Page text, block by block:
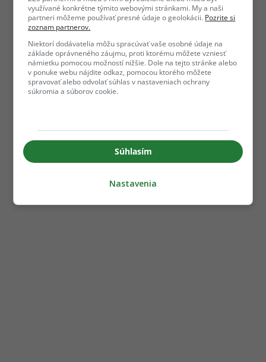
využívané konkrétne týmito webovými stránkami. My a naši
partneri môžeme používať presné údaje o geolokácii. Pozrite si
zoznam partnerov.
Niektorí dodávatelia môžu spracúvať vaše osobné údaje na
základe oprávneného záujmu, proti ktorému môžete vzniesť
námietku pomocou možností nižšie. Dole na tejto stránke alebo
v ponuke webu nájdite odkaz, pomocou ktorého môžete
spravovať alebo odvolať súhlas v nastaveniach ochrany
súkromia a súborov cookie.
Súhlasím
Nastavenia